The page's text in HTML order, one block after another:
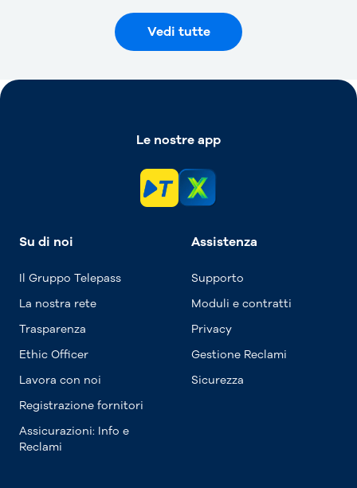
Vedi tutte
Le nostre app
Su di noi
Il Gruppo Telepass
La nostra rete
Trasparenza
Ethic Officer
Lavora con noi
Registrazione fornitori
Assicurazioni: Info e
Reclami
Assistenza
Supporto
Moduli e contratti
Privacy
Gestione Reclami
Sicurezza